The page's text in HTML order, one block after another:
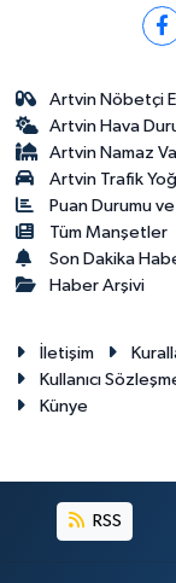
Artvin Nöbetçi
Artvin Hava
Artvin Namaz
Artvin Trafik
Puan Durumu
Tüm Manşetler
Son Dakika
Haber Arşivi
İletişim
Kullanıcı
Künye
RSS